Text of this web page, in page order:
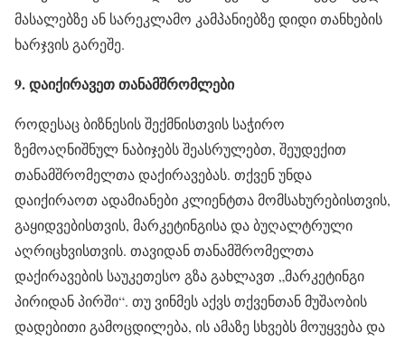
მასალებზე ან სარეკლამო კამპანიებზე დიდი თანხების
ხარჯვის გარეშე.
9. დაიქირავეთ თანამშრომლები
როდესაც ბიზნესის შექმნისთვის საჭირო
ზემოაღნიშნულ ნაბიჯებს შეასრულებთ, შეუდექით
თანამშრომელთა დაქირავებას. თქვენ უნდა
დაიქირაოთ ადამიანები კლიენტთა მომსახურებისთვის,
გაყიდვებისთვის, მარკეტინგისა და ბუღალტრული
აღრიცხვისთვის. თავიდან თანამშრომელთა
დაქირავების საუკეთესო გზა გახლავთ „მარკეტინგი
პირიდან პირში“. თუ ვინმეს აქვს თქვენთან მუშაობის
დადებითი გამოცდილება, ის ამაზე სხვებს მოუყვება და